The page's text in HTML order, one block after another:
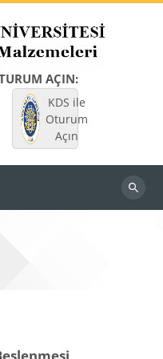
AÇIN:
KDS ile
Oturum
Açın
Dersleri